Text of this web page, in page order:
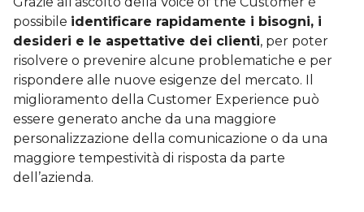
possibile identificare rapidamente i bisogni, i
desideri e le aspettative dei clienti, per poter
risolvere o prevenire alcune problematiche e per
rispondere alle nuove esigenze del mercato. Il
miglioramento della Customer Experience può
essere generato anche da una maggiore
personalizzazione della comunicazione o da una
maggiore tempestività di risposta da parte
dell’azienda.